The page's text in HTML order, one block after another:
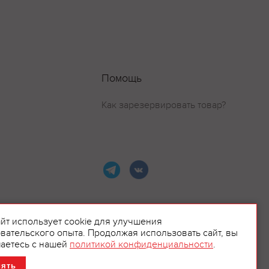
Помощь
Как зарезервировать товар?
использует cookie для улучшения
опыта. Продолжая использовать сайт, вы
с нашей политикой конфиденциальности.